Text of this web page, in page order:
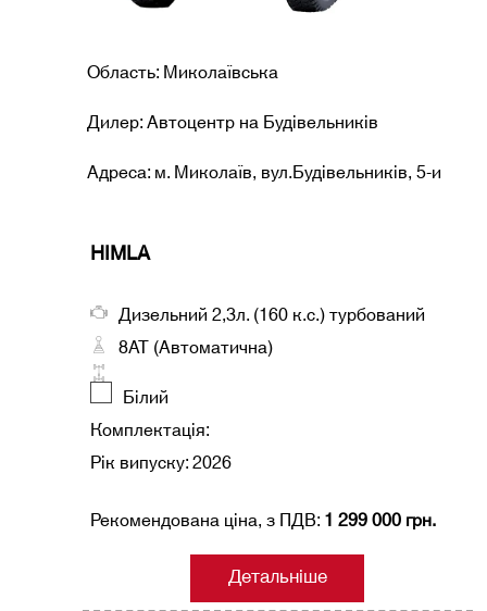
Область: Миколаївська
Дилер: Автоцентр на Будівельників
Адреса: м. Миколаїв, вул.Будівельників, 5-и
HIMLA
Дизельний 2,3л. (160 к.с.) турбований
8AT (Автоматична)
Білий
Комплектація:
Рік випуску: 2026
Рекомендована ціна, з ПДВ:1 299 000 грн.
Детальніше